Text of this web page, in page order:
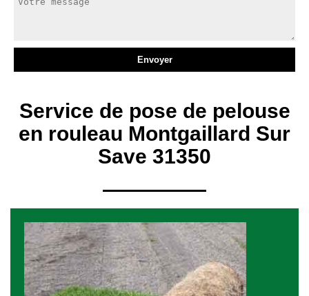
Service de pose de pelouse
en rouleau Montgaillard Sur
Save 31350